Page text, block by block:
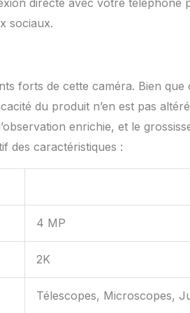
directe avec votre téléphone
sociaux.
forts de cette caméra. Bien
du produit n’en est pas
enrichie, et le
des caractéristiques :
4 MP
2K
Télescopes, Microscopes,